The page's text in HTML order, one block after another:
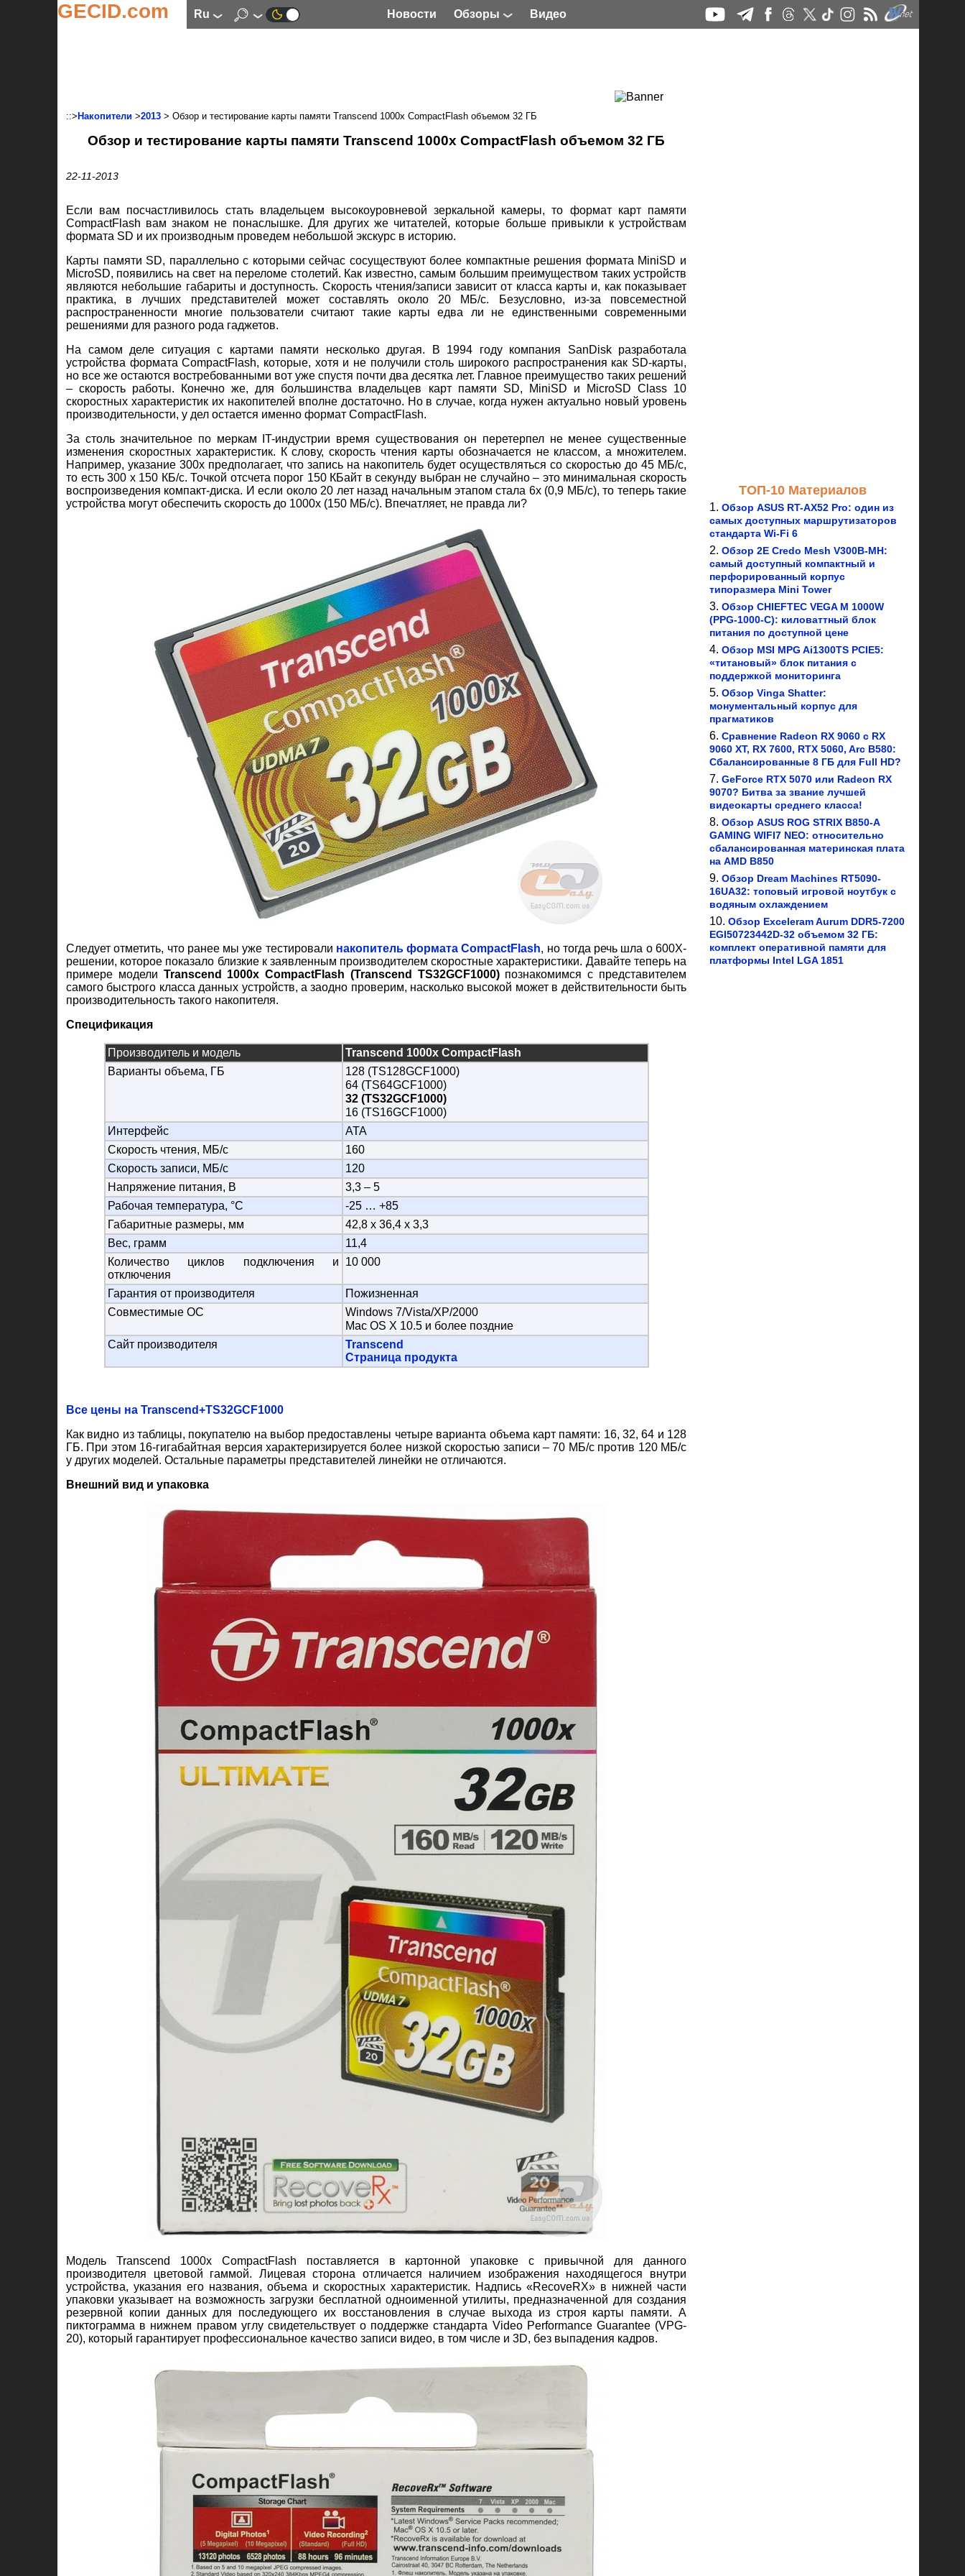
GECID.com ru Новости Обзоры Видео
::> Накопители >2013 > Обзор и тестирование карты памяти Transcend 1000x CompactFlash объемом 32 ГБ
Обзор и тестирование карты памяти Transcend 1000x CompactFlash объемом 32 ГБ
22-11-2013
Если вам посчастливилось стать владельцем высокоуровневой зеркальной камеры, то формат карт памяти
CompactFlash вам знаком не понаслышке. Для других же читателей, которые больше привыкли к устройствам
формата SD и их производным проведем небольшой экскурс в историю.
Карты памяти SD, параллельно с которыми сейчас сосуществуют более компактные решения формата MiniSD и
MicroSD, появились на свет на переломе столетий. Как известно, самым большим преимуществом таких устройств
являются небольшие габариты и доступность. Скорость чтения/записи зависит от класса карты и, как показывает
практика, в лучших представителей может составлять около 20 МБ/с. Безусловно, из-за повсеместной
распространенности многие пользователи считают такие карты едва ли не единственными современными
решениями для разного рода гаджетов.
На самом деле ситуация с картами памяти несколько другая. В 1994 году компания SanDisk разработала
устройства формата CompactFlash, которые, хотя и не получили столь широкого распространения как SD-карты,
но все же остаются востребованными вот уже спустя почти два десятка лет. Главное преимущество таких решений
– скорость работы. Конечно же, для большинства владельцев карт памяти SD, MiniSD и MicroSD Class 10
скоростных характеристик их накопителей вполне достаточно. Но в случае, когда нужен актуально новый уровень
производительности, у дел остается именно формат CompactFlash.
За столь значительное по меркам IT-индустрии время существования он перетерпел не менее существенные
изменения скоростных характеристик. К слову, скорость чтения карты обозначается не классом, а множителем.
Например, указание 300х предполагает, что запись на накопитель будет осуществляться со скоростью до 45 МБ/с,
то есть 300 х 150 КБ/с. Точкой отсчета порог 150 КБайт в секунду выбран не случайно – это минимальная скорость
воспроизведения компакт-диска. И если около 20 лет назад начальным этапом стала 6х (0,9 МБ/с), то теперь такие
устройства могут обеспечить скорость до 1000х (150 МБ/с). Впечатляет, не правда ли?
Следует отметить, что ранее мы уже тестировали накопитель формата CompactFlash, но тогда речь шла о 600X-
решении, которое показало близкие к заявленным производителем скоростные характеристики. Давайте теперь на
примере модели Transcend 1000x CompactFlash (Transcend TS32GCF1000) познакомимся с представителем
самого быстрого класса данных устройств, а заодно проверим, насколько высокой может в действительности быть
производительность такого накопителя.
Спецификация
Производитель и модель
Transcend 1000x CompactFlash
Варианты объема, ГБ
128 (TS128GCF1000)
64 (TS64GCF1000)
32 (TS32GCF1000)
16 (TS16GCF1000)
Интерфейс
ATA
Скорость чтения, МБ/с
160
Скорость записи, МБ/с
120
Напряжение питания, В
3,3 – 5
Рабочая температура, °C
-25 … +85
Габаритные размеры, мм
42,8 x 36,4 x 3,3
Вес, грамм
11,4
Количество циклов подключения и
отключения
10 000
Гарантия от производителя
Пожизненная
Совместимые ОС
Windows 7/Vista/XP/2000
Mac OS X 10.5 и более поздние
Сайт производителя
Transcend
Страница продукта
Все цены на Transcend+TS32GCF1000
Как видно из таблицы, покупателю на выбор предоставлены четыре варианта объема карт памяти: 16, 32, 64 и 128
ГБ. При этом 16-гигабайтная версия характеризируется более низкой скоростью записи – 70 МБ/с против 120 МБ/с
у других моделей. Остальные параметры представителей линейки не отличаются.
Внешний вид и упаковка
Модель Transcend 1000x CompactFlash поставляется в картонной упаковке с привычной для данного
производителя цветовой гаммой. Лицевая сторона отличается наличием изображения находящегося внутри
устройства, указания его названия, объема и скоростных характеристик. Надпись «RecoveRX» в нижней части
упаковки указывает на возможность загрузки бесплатной одноименной утилиты, предназначенной для создания
резервной копии данных для последующего их восстановления в случае выхода из строя карты памяти. А
пиктограмма в нижнем правом углу свидетельствует о поддержке стандарта Video Performance Guarantee (VPG-
20), который гарантирует профессиональное качество записи видео, в том числе и 3D, без выпадения кадров.
ТОП-10 Материалов
Обзор ASUS RT-AX52 Pro: один из
самых доступных маршрутизаторов
стандарта Wi-Fi 6
Обзор 2E Credo Mesh V300B-MH:
самый доступный компактный и
перфорированный корпус
типоразмера Mini Tower
Обзор CHIEFTEC VEGA M 1000W
(PPG-1000-C): киловаттный блок
питания по доступной цене
Обзор MSI MPG Ai1300TS PCIE5:
«титановый» блок питания с
поддержкой мониторинга
Обзор Vinga Shatter:
монументальный корпус для
прагматиков
Сравнение Radeon RX 9060 с RX
9060 XT, RX 7600, RTX 5060, Arc B580:
Сбалансированные 8 ГБ для Full HD?
GeForce RTX 5070 или Radeon RX
9070? Битва за звание лучшей
видеокарты среднего класса!
Обзор ASUS ROG STRIX B850-A
GAMING WIFI7 NEO: относительно
сбалансированная материнская плата
на AMD B850
Обзор Dream Machines RT5090-
16UA32: топовый игровой ноутбук с
водяным охлаждением
Обзор Exceleram Aurum DDR5-7200
EGI50723442D-32 объемом 32 ГБ:
комплект оперативной памяти для
платформы Intel LGA 1851